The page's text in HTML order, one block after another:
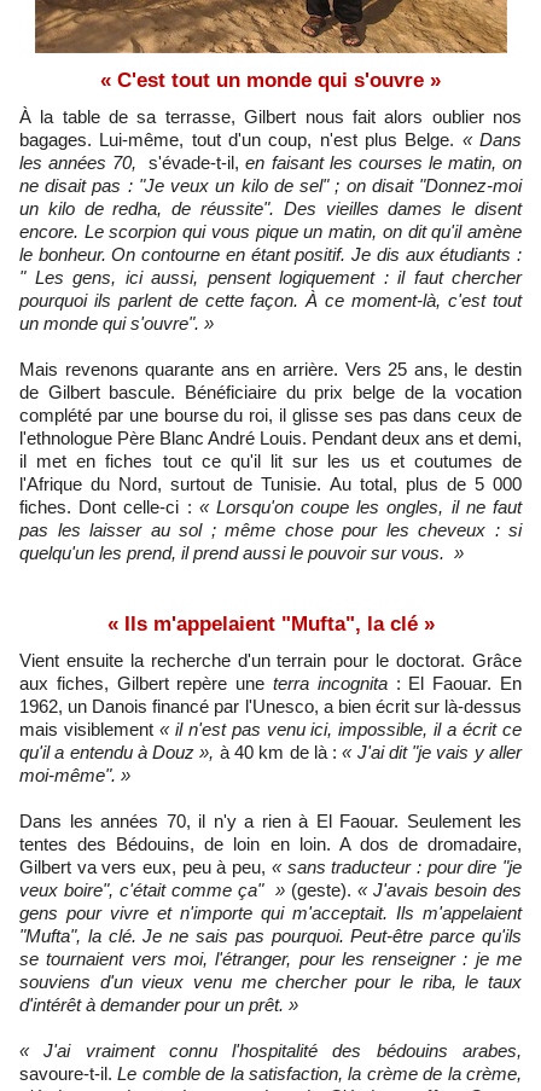
« C'est tout un monde qui s'ouvre »
À la table de sa terrasse, Gilbert nous fait alors oublier nos
bagages. Lui-même, tout d'un coup, n'est plus Belge. « Dans
les années 70, s'évade-t-il,en faisant les courses le matin, on
ne disait pas : "Je veux un kilo de sel" ; on disait "Donnez-moi
un kilo de redha, de réussite". Des vieilles dames le disent
encore. Le scorpion qui vous pique un matin, on dit qu'il amène
le bonheur. On contourne en étant positif. Je dis aux étudiants :
" Les gens, ici aussi, pensent logiquement : il faut chercher
pourquoi ils parlent de cette façon. À ce moment-là, c'est tout
un monde qui s'ouvre". »
Mais revenons quarante ans en arrière. Vers 25 ans, le destin
de Gilbert bascule. Bénéficiaire du prix belge de la vocation
complété par une bourse du roi, il glisse ses pas dans ceux de
l'ethnologue Père Blanc André Louis. Pendant deux ans et demi,
il met en fiches tout ce qu'il lit sur les us et coutumes de
l'Afrique du Nord, surtout de Tunisie. Au total, plus de 5 000
fiches. Dont celle-ci : « Lorsqu'on coupe les ongles, il ne faut
pas les laisser au sol ; même chose pour les cheveux : si
quelqu'un les prend, il prend aussi le pouvoir sur vous. »
« Ils m'appelaient "Mufta", la clé »
Vient ensuite la recherche d'un terrain pour le doctorat. Grâce
aux fiches, Gilbert repère une terra incognita: El Faouar. En
1962, un Danois financé par l'Unesco, a bien écrit sur là-dessus
mais visiblement « il n'est pas venu ici, impossible, il a écrit ce
qu'il a entendu à Douz », à 40 km de là :« J'ai dit "je vais y aller
moi-même". »
Dans les années 70, il n'y a rien à El Faouar. Seulement les
tentes des Bédouins, de loin en loin. A dos de dromadaire,
Gilbert va vers eux, peu à peu, « sans traducteur : pour dire "je
veux boire", c'était comme ça" » (geste). « J'avais besoin des
gens pour vivre et n'importe qui m'acceptait. Ils m'appelaient
"Mufta", la clé. Je ne sais pas pourquoi. Peut-être parce qu'ils
se tournaient vers moi, l'étranger, pour les renseigner : je me
souviens d'un vieux venu me chercher pour le riba, le taux
d'intérêt à demander pour un prêt. »
« J'ai vraiment connu l'hospitalité des bédouins arabes,
savoure-t-il. Le comble de la satisfaction, la crème de la crème,